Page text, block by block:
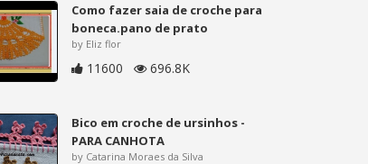
Como fazer saia de croche para
boneca.pano de prato
by Eliz flor
11600 696.8K
Bico em croche de ursinhos -
PARA CANHOTA
by Catarina Moraes da Silva